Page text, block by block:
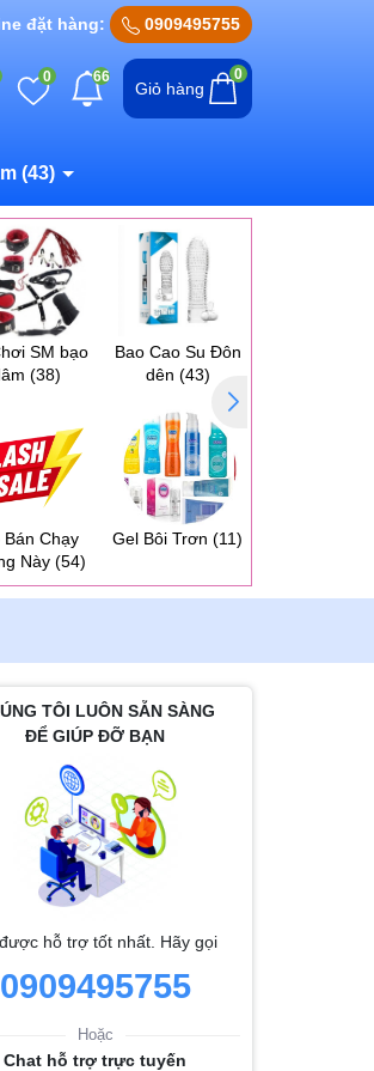
đặt hàng: 0909495755
0 66
Giỏ hàng
0
(43)
SM bạo
(38)
Bao Cao Su Đôn
dên (43)
Bán Chạy
Này (54)
Gel Bôi Trơn (11)
TÔI LUÔN SẴN SÀNG
ĐỂ GIÚP ĐỠ BẠN
hỗ trợ tốt nhất. Hãy gọi
0909495755
Hoặc
Chat hỗ trợ trực tuyến